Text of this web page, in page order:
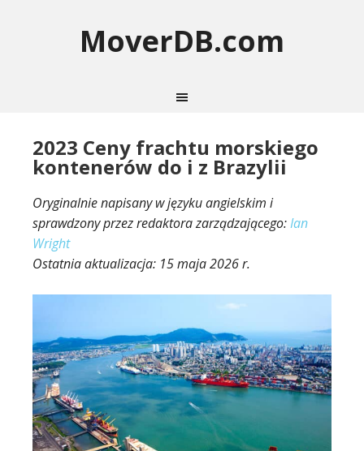
MoverDB.com
2023 Ceny frachtu morskiego
kontenerów do i z Brazylii
Oryginalnie napisany w języku angielskim i
sprawdzony przez redaktora zarządzającego:Ian
Wright
Ostatnia aktualizacja: 15 maja 2026 r.